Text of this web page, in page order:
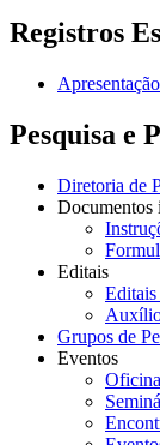
Registros
Apresentação
Pesquisa e
Diretoria de
Documentos
Editais
Editais
Grupos de
Eventos